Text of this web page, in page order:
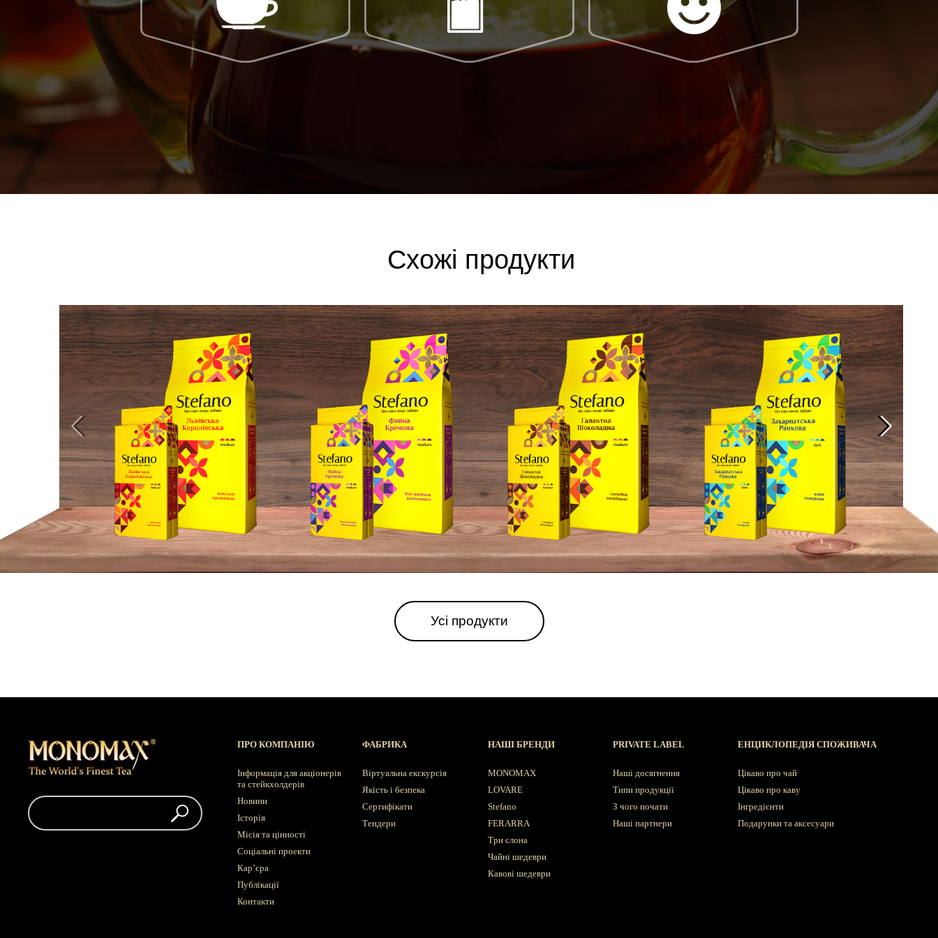
Схожі продукти
Усі продукти
ПРО КОМПАНІЮ
Інформація для акціонерів
та стейкхолдерів
Новини
Історія
Місія та цінності
Соціальні проекти
Кар’єра
Публікації
Контакти
ФАБРИКА
Віртуальна екскурсія
Якість і безпека
Сертифікати
Тендери
НАШІ БРЕНДИ
MONOMAX
LOVARE
Stefano
FERARRA
Три слона
Чайні шедеври
Кавові шедеври
PRIVATE LABEL
Наші досягнення
Типи продукції
З чого почати
Наші партнери
ЕНЦИКЛОПЕДІЯ СПОЖИВАЧА
Цікаво про чай
Цікаво про каву
Інгредієнти
Подарунки та аксесуари